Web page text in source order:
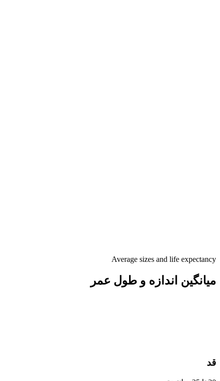
Average sizes and life expectancy
میانگین اندازه و طول عمر
قد